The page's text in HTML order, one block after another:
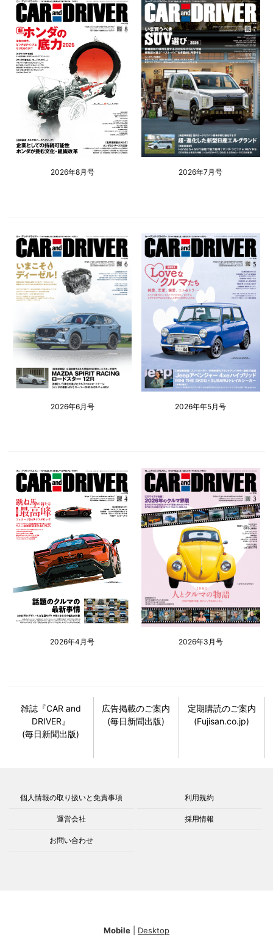
2026年8月号 2026年7月号
2026年6月号 2026年年5月号
2026年4月号 2026年3月号
雑誌『CAR and
DRIVER』
(毎日新聞出版)
広告掲載のご案内
(毎日新聞出版)
定期購読のご案内
(Fujisan.co.jp)
個人情報の取り扱いと免責事項 利用規約
運営会社 採用情報
お問い合わせ
Mobile Desktop